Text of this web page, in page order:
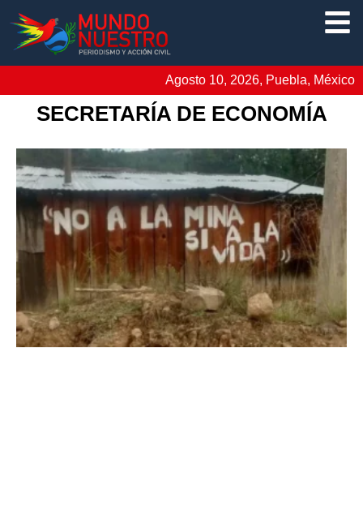
Agosto 10, 2026, Puebla, México
SECRETARÍA DE ECONOMÍA